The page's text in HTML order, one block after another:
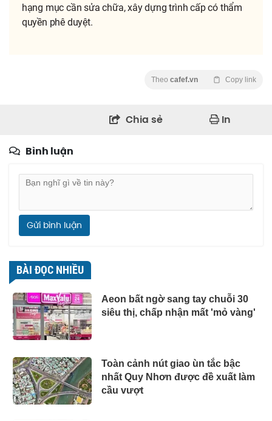
hạng mục cần sửa chữa, xây dựng trình cấp có thẩm
quyền phê duyệt.
Theo cafef.vn Copy link
Chia sẻ In
Bình luận
Gửi bình luận
BÀI ĐỌC NHIỀU
Aeon bất ngờ sang tay chuỗi 30
siêu thị, chấp nhận mất 'mỏ vàng'
Toàn cảnh nút giao ùn tắc bậc
nhất Quy Nhơn được đề xuất làm
cầu vượt